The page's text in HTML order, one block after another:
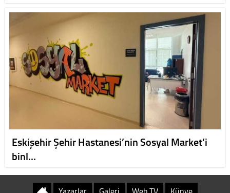
Eskişehir Şehir Hastanesi’nin Sosyal Market’i
binl…